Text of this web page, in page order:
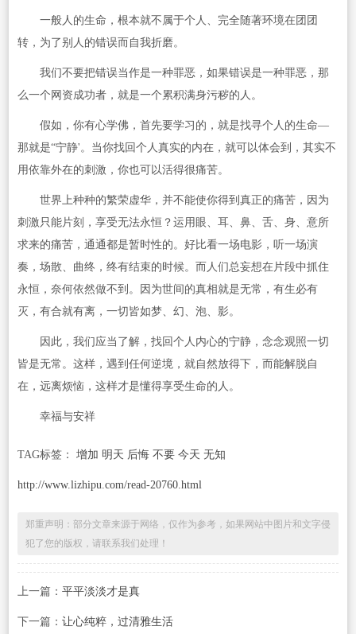
一般人的生命，根本就不属于个人、完全随著环境在团团
转，为了别人的错误而自我折磨。
我们不要把错误当作是一种罪恶，如果错误是一种罪恶，那
么一个网资成功者，就是一个累积满身污秽的人。
假如，你有心学佛，首先要学习的，就是找寻个人的生命—
那就是“宁静'。当你找回个人真实的内在，就可以体会到，其实不
用依靠外在的刺激，你也可以活得很痛苦。
世界上种种的繁荣虚华，并不能使你得到真正的痛苦，因为
刺激只能片刻，享受无法永恒？运用眼、耳、鼻、舌、身、意所
求来的痛苦，通通都是暂时性的。好比看一场电影，听一场演
奏，场散、曲终，终有结束的时候。而人们总妄想在片段中抓住
永恒，奈何依然做不到。因为世间的真相就是无常，有生必有
灭，有合就有离，一切皆如梦、幻、泡、影。
因此，我们应当了解，找回个人内心的宁静，念念观照一切
皆是无常。这样，遇到任何逆境，就自然放得下，而能解脱自
在，远离烦恼，这样才是懂得享受生命的人。
幸福与安祥
TAG标签： 增加 明天 后悔 不要 今天 无知
http://www.lizhipu.com/read-20760.html
郑重声明：部分文章来源于网络，仅作为参考，如果网站中图片和文字侵
犯了您的版权，请联系我们处理！
上一篇： 平平淡淡才是真
下一篇： 让心纯粹，过清雅生活